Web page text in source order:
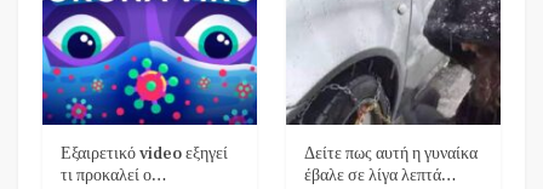
Εξαιρετικό video εξηγεί
τι προκαλεί ο…
Δείτε πως αυτή η γυναίκα
έβαλε σε λίγα λεπτά…